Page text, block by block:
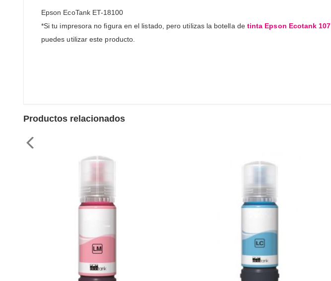
Epson EcoTank ET-18100
*Si tu impresora no figura en el listado, pero utilizas la botella de tinta Epson Ecotank 107
puedes utilizar este producto.
Productos relacionados